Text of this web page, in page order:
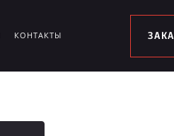
КОНТАКТЫ